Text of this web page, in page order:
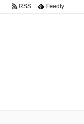
RSS Feedly